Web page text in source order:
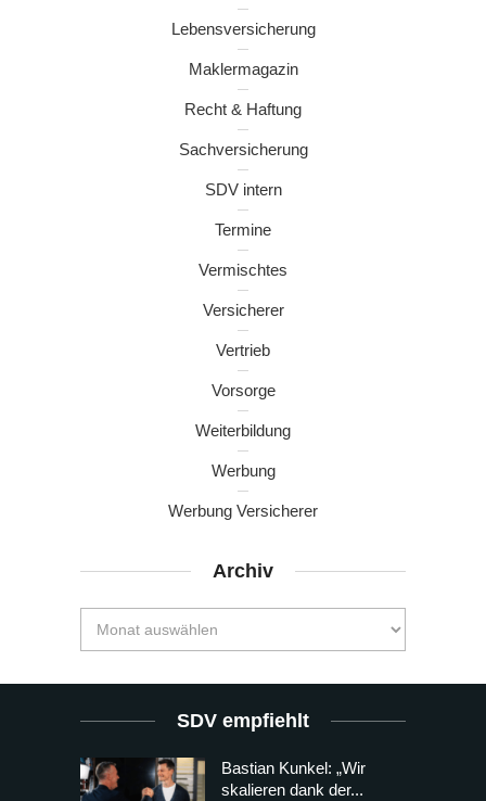
Lebensversicherung
Maklermagazin
Recht & Haftung
Sachversicherung
SDV intern
Termine
Vermischtes
Versicherer
Vertrieb
Vorsorge
Weiterbildung
Werbung
Werbung Versicherer
Archiv
SDV empfiehlt
Bastian Kunkel: „Wir
skalieren dank der...